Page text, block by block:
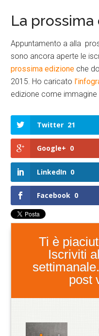
La prossima
Appuntamento a alla
sono ancora aperte le
prossima edizione che
2015. Ho caricato
edizione come
Twitter 21
Google+ 0
LinkedIn 0
Facebook 0
Ti è
Iscriviti
post